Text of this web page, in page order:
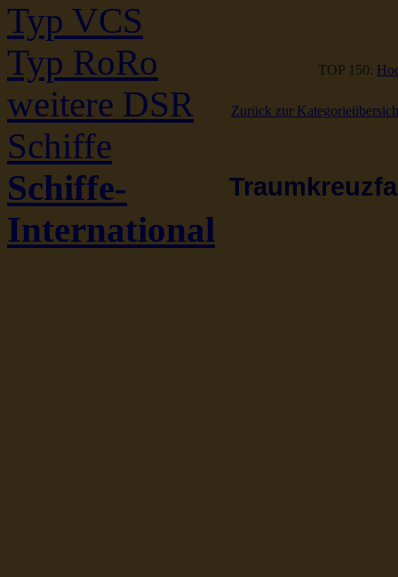
Typ VCS
Typ RoRo
weitere DSR
Schiffe
Schiffe-
International
TOP 150:
Zurück zur